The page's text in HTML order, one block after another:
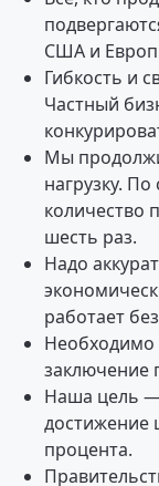
США и
Гибкость и
Частный
Мы
нагрузку.
количество
шесть раз.
Надо
работает
Необходимо
заключение
Наша цель
достижение
процента.